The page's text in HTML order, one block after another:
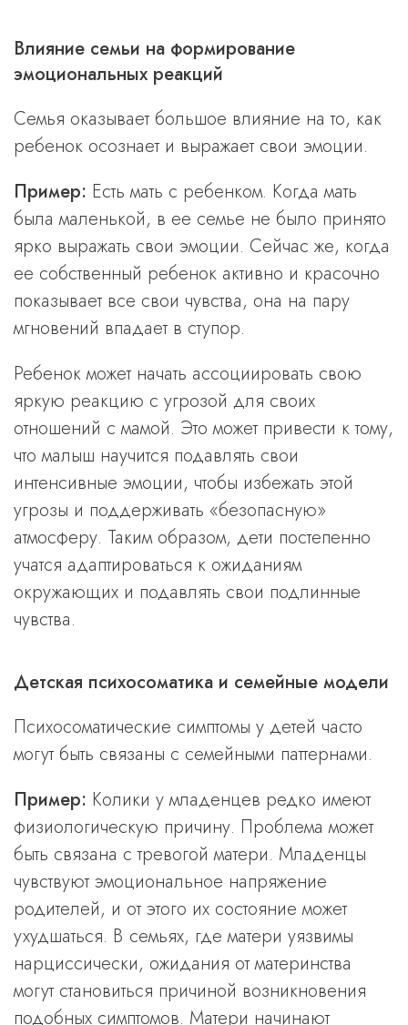
Влияние семьи на формирование
эмоциональных реакций
Семья оказывает большое влияние на то, как
ребенок осознает и выражает свои эмоции.
Пример: Есть мать с ребенком. Когда мать
была маленькой, в ее семье не было принято
ярко выражать свои эмоции. Сейчас же, когда
ее собственный ребенок активно и красочно
показывает все свои чувства, она на пару
мгновений впадает в ступор.
Ребенок может начать ассоциировать свою
яркую реакцию с угрозой для своих
отношений с мамой. Это может привести к тому,
что малыш научится подавлять свои
интенсивные эмоции, чтобы избежать этой
угрозы и поддерживать «безопасную»
атмосферу. Таким образом, дети постепенно
учатся адаптироваться к ожиданиям
окружающих и подавлять свои подлинные
чувства.
Детская психосоматика и семейные модели
Психосоматические симптомы у детей часто
могут быть связаны с семейными паттернами.
Пример: Колики у младенцев редко имеют
физиологическую причину. Проблема может
быть связана с тревогой матери. Младенцы
чувствуют эмоциональное напряжение
родителей, и от этого их состояние может
ухудшаться. В семьях, где матери уязвимы
нарциссически, ожидания от материнства
могут становиться причиной возникновения
подобных симптомов. Матери начинают